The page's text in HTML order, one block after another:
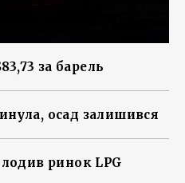
за барель
осад залишився
ринок LPG